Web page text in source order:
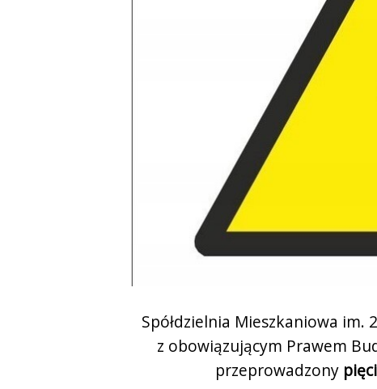
Spółdzielnia Mieszkaniowa im.
z obowiązującym Prawem
przeprowadzony